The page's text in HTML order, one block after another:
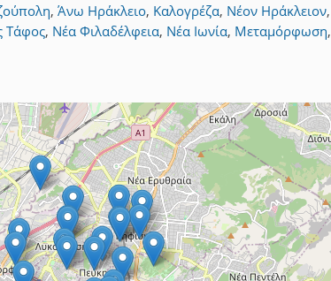
, Άνω Ηράκλειο, Καλογρέζα, Νέον Ηράκλειον,
Τάφος, Νέα Φιλαδέλφεια, Νέα Ιωνία, Μεταμόρφωση,